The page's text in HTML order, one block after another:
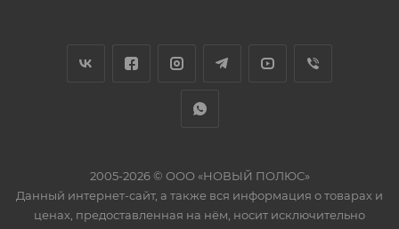
2005-2026 © ООО «НОВЫЙ ПОЛЮС»
Данный интернет-сайт, а также вся информация о товарах и
ценах, предоставленная на нём, носит исключительно